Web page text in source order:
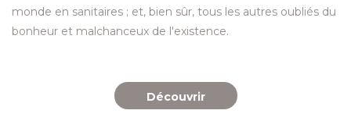
monde en sanitaires ; et, bien sûr, tous les autres oubliés du
bonheur et malchanceux de l'existence.
Découvrir